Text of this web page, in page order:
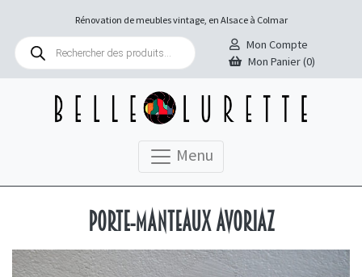
Rénovation de meubles vintage, en Alsace à Colmar
Recherche
produits
Mon Compte
Mon Panier (0)
Menu
Porte-manteaux Avoriaz